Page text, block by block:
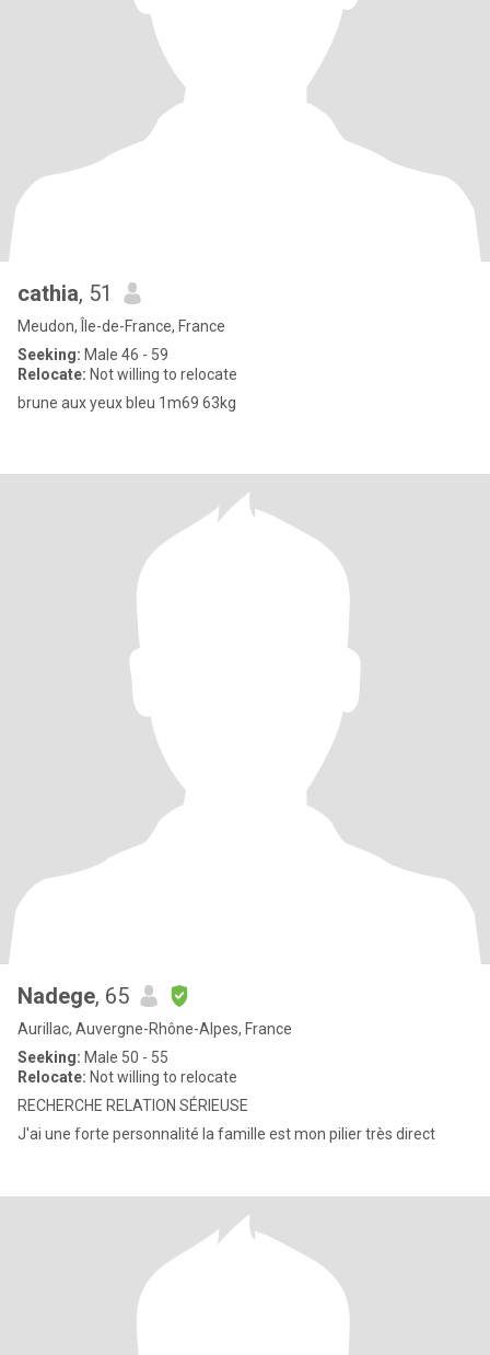
cathia, 51
Meudon, Île-de-France, France
Seeking: Male 46 - 59
Relocate: Not willing to relocate
brune aux yeux bleu 1m69 63kg
Nadege, 65
Aurillac, Auvergne-Rhône-Alpes, France
Seeking: Male 50 - 55
Relocate: Not willing to relocate
RECHERCHE RELATION SÉRIEUSE
J'ai une forte personnalité la famille est mon pilier très direct